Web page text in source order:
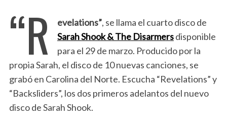
“R evelations”, se llama el cuarto disco de
Sarah Shook & The Disarmersdisponible
para el 29 de marzo. Producido por la
propia Sarah, el disco de 10 nuevas canciones, se
grabó en Carolina del Norte. Escucha “Revelations” y
“Backsliders”, los dos primeros adelantos del nuevo
disco de Sarah Shook.